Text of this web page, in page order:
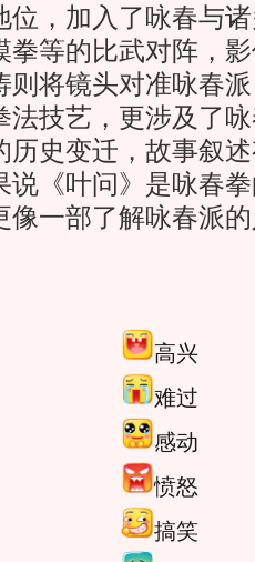
位，加入了咏春与
拳等的比武对阵，
则将镜头对准咏春
法技艺，更涉及了
历史变迁，故事叙
说《叶问》是咏春
像一部了解咏春派
高兴
难过
感动
愤怒
搞笑